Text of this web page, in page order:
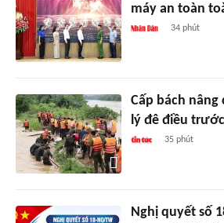
máy an toàn
34 phút
Cấp bách
lý đê điều
35 phút
Nghị quyết số